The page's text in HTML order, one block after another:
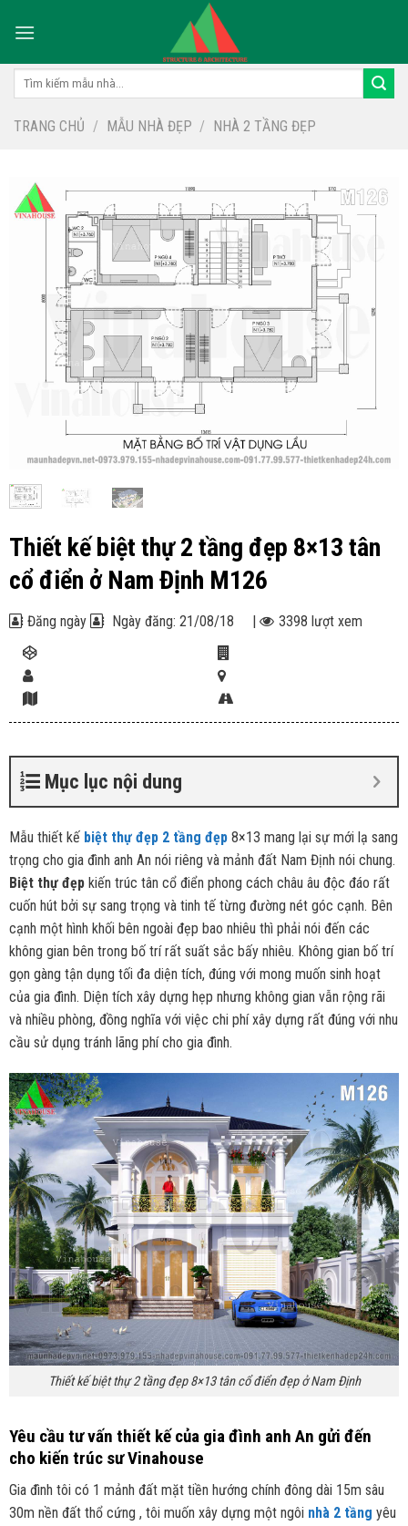
Tìm
TRANG CHỦ / MẪU NHÀ ĐẸP / NHÀ 2 TẦNG ĐẸP
Thiết kế biệt thự 2 tầng đẹp 8×13 tân
cổ điển ở Nam Định M126
Đăng ngày Ngày đăng: 21/08/18 | 3398 lượt xem
Mục lục nội dung
Mẫu thiết kế biệt thự đẹp 2 tầng đẹp8×13 mang lại sự mới lạ sang
trọng cho gia đình anh An nói riêng và mảnh đất Nam Định nói chung.
Biệt thự đẹpkiến trúc tân cổ điển phong cách châu âu độc đáo rất
cuốn hút bởi sự sang trọng và tinh tế từng đường nét góc cạnh. Bên
cạnh một hình khối bên ngoài đẹp bao nhiêu thì phải nói đến các
không gian bên trong bố trí rất suất sắc bấy nhiêu. Không gian bố trí
gọn gàng tận dụng tối đa diện tích, đúng với mong muốn sinh hoạt
của gia đình. Diện tích xây dựng hẹp nhưng không gian vẫn rộng rãi
và nhiều phòng, đồng nghĩa với việc chi phí xây dựng rất đúng với nhu
cầu sử dụng tránh lãng phí cho gia đình.
Thiết kế biệt thự 2 tầng đẹp 8×13 tân cổ điển đẹp ở Nam Định
Yêu cầu tư vấn thiết kế của gia đình anh An gửi đến
cho kiến trúc sư Vinahouse
Gia đình tôi có 1 mảnh đất mặt tiền hướng chính đông dài 15m sâu
30m nền đất thổ cứng , tôi muốn xây dựng một ngôi nhà 2 tầng yêu